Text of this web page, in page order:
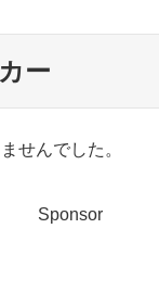
ー
せんでした。
Sponsor